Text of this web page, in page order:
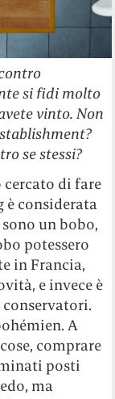
si fidi molto
vinto. Non
se stessi?
cercato di fare
è considerata
un bobo,
potessero
in Francia,
e invece è
A
comprare
posti
ma